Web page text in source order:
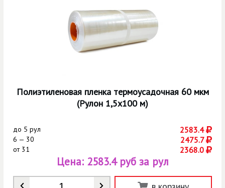
Полиэтиленовая пленка термоусадочная 60 мкм
(Рулон 1,5х100 м)
до 5 рул 2583.4
6 — 30 2475.7
от31 2368.0
Количество
Цена: 2583.4 руб за рул